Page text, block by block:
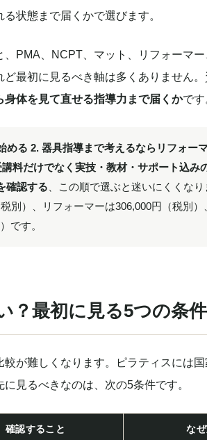
状態まで届くかで選びます。
、PMA、NCPT、マット、リフォーマ
最初に見るべき軸は多くありません
体を見て直せる指導力まで届くかです
める 2. 器具指導まで考えるならリフォー
料だけでなく実技・教材・サポート込み
確認する 、この順で選ぶと迷いにくくな
別）、リフォーマーは306,000円（税別）
です。
？最初に見る5つの条件
が難しくなります。ピラティスには
見るべきなのは、次の5条件です。
確認すること な